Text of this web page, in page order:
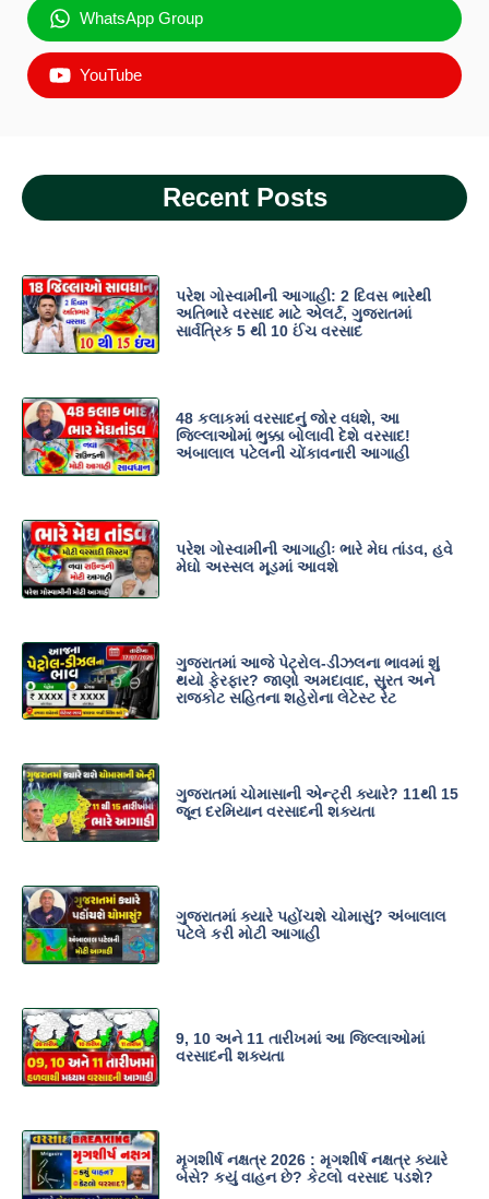
WhatsApp Group
YouTube
Recent Posts
પરેશ ગોસ્વામીની આગાહી: 2 દિવસ ભારેથી
અતિભારે વરસાદ માટે એલર્ટ, ગુજરાતમાં
સાર્વત્રિક 5 થી 10 ઈંચ વરસાદ
48 કલાકમાં વરસાદનું જોર વધશે, આ
જિલ્લાઓમાં ભુક્કા બોલાવી દેશે વરસાદ!
અંબાલાલ પટેલની ચોંકાવનારી આગાહી
પરેશ ગોસ્વામીની આગાહીઃ ભારે મેઘ તાંડવ, હવે
મેઘો અસ્સલ મૂડમાં આવશે
ગુજરાતમાં આજે પેટ્રોલ-ડીઝલના ભાવમાં શું
થયો ફેરફાર? જાણો અમદાવાદ, સુરત અને
રાજકોટ સહિતના શહેરોના લેટેસ્ટ રેટ
ગુજરાતમાં ચોમાસાની એન્ટ્રી ક્યારે? 11થી 15
જૂન દરમિયાન વરસાદની શક્યતા
ગુજરાતમાં ક્યારે પહોંચશે ચોમાસું? અંબાલાલ
પટેલે કરી મોટી આગાહી
9, 10 અને 11 તારીખમાં આ જિલ્લાઓમાં
વરસાદની શક્યતા
મૃગશીર્ષ નક્ષત્ર 2026 : મૃગશીર્ષ નક્ષત્ર ક્યારે
બેસે? કયું વાહન છે? કેટલો વરસાદ પડશે?